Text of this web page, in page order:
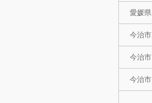
愛媛県
今治市
今治市
今治市